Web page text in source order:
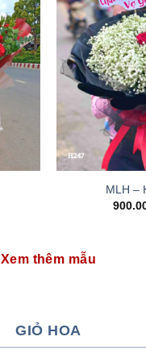
MLH –
Xem thêm mẫu
GIỎ HOA